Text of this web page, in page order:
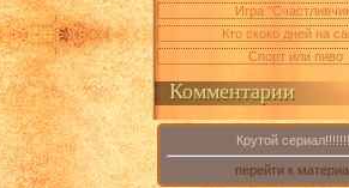
Игра
Кто скоко дней на
Спорт или пиво
Комментарии
Крутой
перейти к